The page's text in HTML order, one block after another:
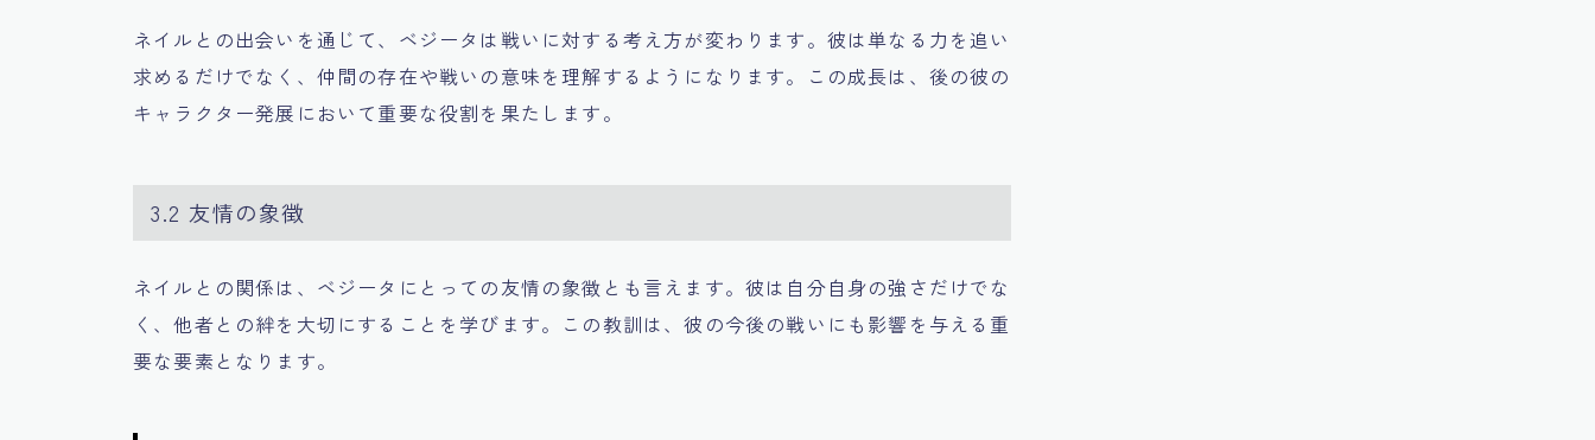
ネイルとの出会いを通じて、ベジータは戦いに対する考え方が変わります。彼は単なる力を追い
求めるだけでなく、仲間の存在や戦いの意味を理解するようになります。この成長は、後の彼の
キャラクター発展において重要な役割を果たします。
3.2 友情の象徴
ネイルとの関係は、ベジータにとっての友情の象徴とも言えます。彼は自分自身の強さだけでな
く、他者との絆を大切にすることを学びます。この教訓は、彼の今後の戦いにも影響を与える重
要な要素となります。